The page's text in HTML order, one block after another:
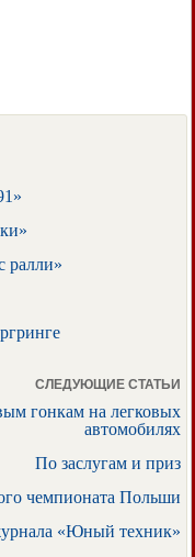
ралли»
СЛЕДУЮЩИЕ СТАТЬИ
гонкам на легковых
автомобилях
По заслугам и приз
чемпионата Польши
«Юный техник»